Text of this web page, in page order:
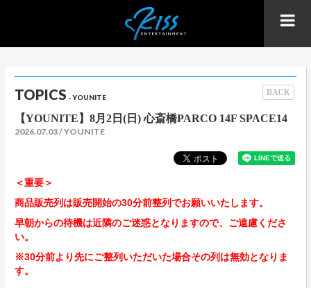
TOPICS - YOUNITE BACK
【YOUNITE】8月2日(日) 心斎橋PARCO 14F SPACE14
2026.07.03 YOUNITE
＜重要＞
商品販売列は販売開始の30分前整列でお願いいたします。
早朝からの待機は近隣のご迷惑となりますので、ご遠慮くださ
い。
※30分前より先にご整列いただいた場合その列は無効となりま
す。